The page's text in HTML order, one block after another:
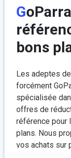
GoParrainage.fr, le site
bons
Les adeptes
forcément
spécialisée
offres de
référence pour
plans. Nous
vos achats sur